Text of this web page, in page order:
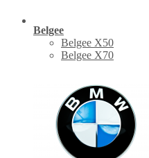
Belgee
Belgee X50
Belgee X70